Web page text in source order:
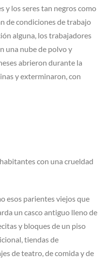
y los seres tan negros como
de condiciones de trabajo
alguna, los trabajadores
una nube de polvo y
abrieron durante la
y exterminaron, con
con una crueldad
esos parientes viejos que
un casco antiguo lleno de
y bloques de un piso
tiendas de
de teatro, de comida y de